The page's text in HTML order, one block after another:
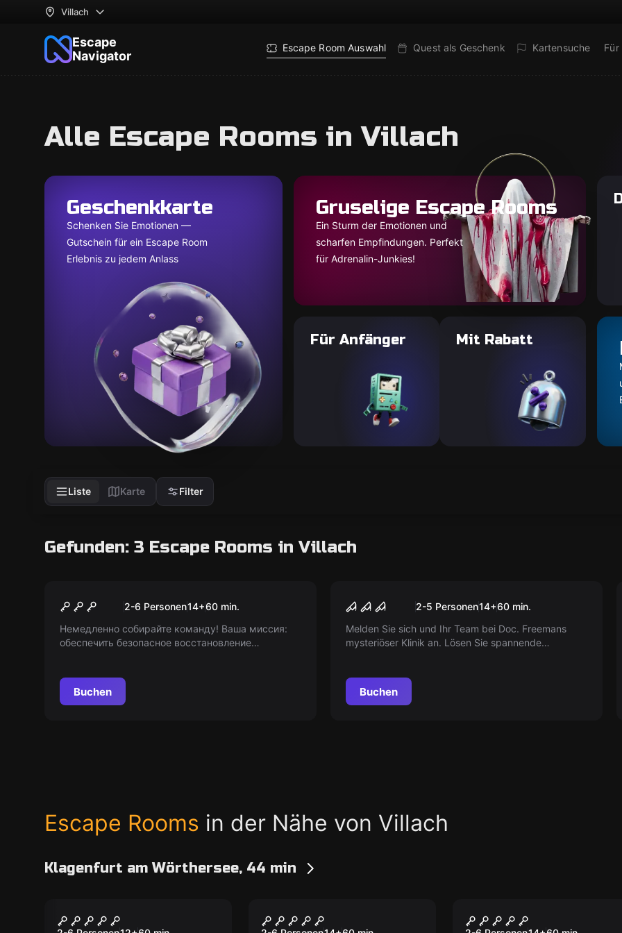
Villach
Escape
Navigator
Escape Room Auswahl Quest als Geschenk Kartensuche Für
Alle Escape Rooms in Villach
Geschenkkarte
Schenken Sie Emotionen —
Gutschein für ein Escape Room
Erlebnis zu jedem Anlass
Gruselige Escape Rooms
Ein Sturm der Emotionen und
scharfen Empfindungen. Perfekt
für Adrenalin-Junkies!
Für Anfänger Mit Rabatt
Liste Karte Filter
Gefunden: 3 Escape Rooms in Villach
Kuss des Todes
2-6 Personen14+60 min.
Немедленно собирайте команду! Ваша миссия:
обеспечить безопасное восстановление
штурмируют помещение. Максимум 6
специалистов. Время идет!
Buchen
Doc. Freeman
2-5 Personen14+60 min.
Melden Sie sich und Ihr Team bei Doc. Freemans
mysteriöser Klinik an. Lösen Sie spannende
nichts für schwache Nerven!
Buchen
Escape Rooms in der Nähe von Villach
Klagenfurt am Wörthersee, 44 min
Impossible Go West Voodoo school